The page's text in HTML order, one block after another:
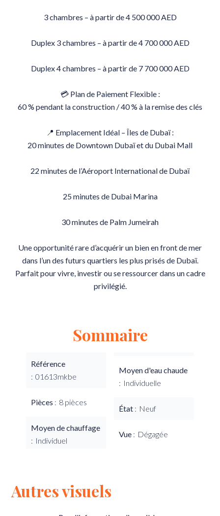
3 chambres – à partir de 4 500 000 AED
Duplex 3 chambres – à partir de 4 700 000 AED
Duplex 4 chambres – à partir de 7 700 000 AED
💳 Plan de Paiement Flexible :
60 % pendant la construction / 40 % à la remise des clés
📍 Emplacement Idéal – Îles de Dubaï :
20 minutes de Downtown Dubaï et du Dubai Mall
22 minutes de l’Aéroport International de Dubaï
25 minutes de Dubai Marina
30 minutes de Palm Jumeirah
Une opportunité rare d’acquérir un bien en front de mer
dans l’un des futurs quartiers les plus prisés de Dubaï.
Parfait pour vivre, investir ou se ressourcer dans un cadre
privilégié.
Sommaire
Référence
01613mkbe
Pièces 8 pièces
Moyen de chauffage
Individuel
Moyen d'eau chaude
Individuelle
État Neuf
Vue Dégagée
Autres visuels